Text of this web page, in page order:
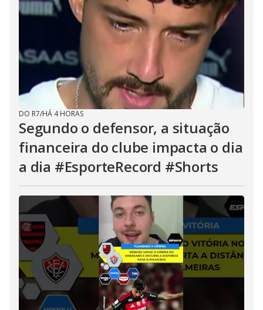
DO R7/HÁ 4 HORAS
Segundo o defensor, a situação
financeira do clube impacta o dia
a dia #EsporteRecord #Shorts